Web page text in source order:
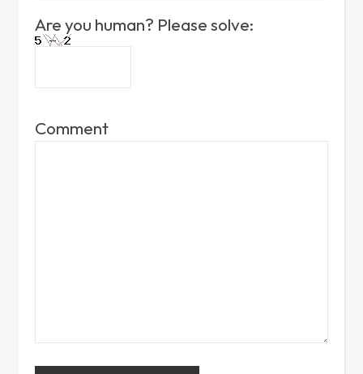
Are you human? Please solve:
Comment